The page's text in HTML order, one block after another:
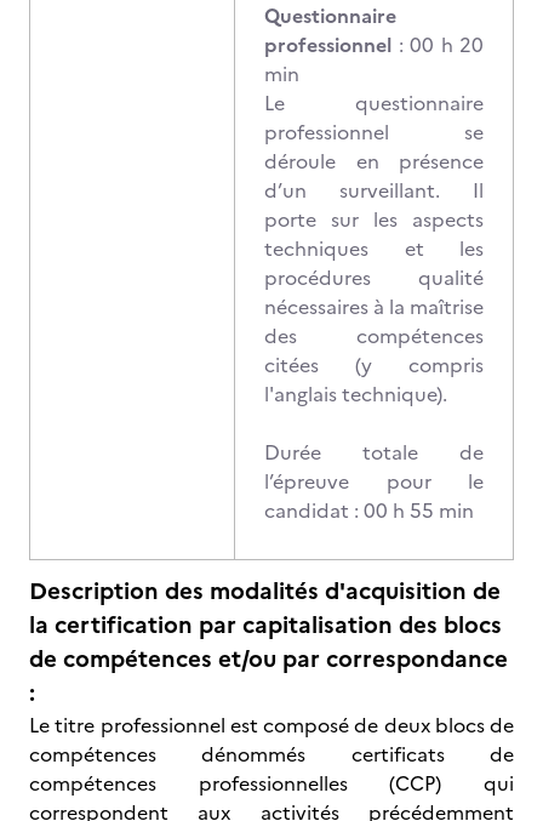
Questionnaire
professionnel : 00 h 20
min
Le questionnaire
professionnel se
déroule en présence
d’un surveillant. Il
porte sur les aspects
techniques et les
procédures qualité
nécessaires à la maîtrise
des compétences
citées (y compris
l'anglais technique).
Durée totale de
l’épreuve pour le
candidat : 00 h 55 min
Description des modalités d'acquisition de
la certification par capitalisation des blocs
de compétences et/ou par correspondance
:
Le titre professionnel est composé de deux blocs de
compétences dénommés certificats de
compétences professionnelles (CCP) qui
correspondent aux activités précédemment